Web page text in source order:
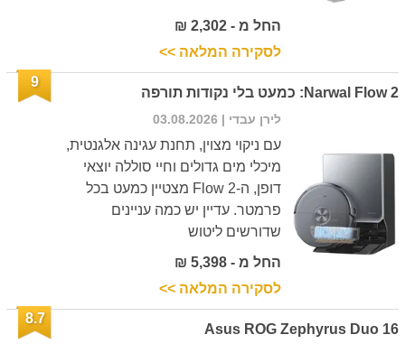
החל מ - 2,302 ₪
לסקירה המלאה >>
Narwal Flow 2: כמעט בלי נקודות תורפה
9
לירן עבדי | 03.08.2026
עם ניקוי מצוין, תחנת עגינה אלגנטית,
מיכלי מים גדולים וחיי סוללה יוצאי
דופן, ה-Flow 2 מצטיין כמעט בכל
פרמטר. עדיין יש כמה עניינים
שדורשים ליטוש
החל מ - 5,398 ₪
לסקירה המלאה >>
Asus ROG Zephyrus Duo 16
8.7